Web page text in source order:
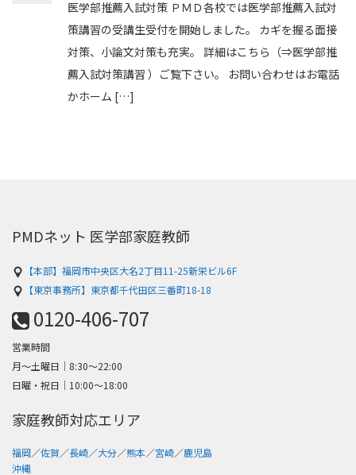
医学部推薦入試対策 ＰＭＤ各校では医学部推薦入試対
策講習の受講生受付を開始しました。 カギを握る面接
対策、小論文対策も充実。 詳細はこちら（⇒医学部推
薦入試対策講習 ）ご覧下さい。 お問い合わせはお電話
かホーム […]
PMDネット 医学部家庭教師
【本部】福岡市中央区大名2丁目11-25新栄ビル6F
【東京事務所】東京都千代田区三番町18-18
0120-406-707
営業時間
月～土曜日│8:30〜22:00
日曜・祝日│10:00〜18:00
家庭教師対応エリア
福岡／佐賀／長崎／大分／熊本／宮崎／鹿児島
沖縄